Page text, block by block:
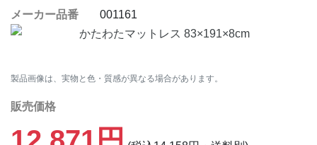
メーカー品番 001161
製品画像は、実物と色・質感が異なる場合があります。
販売価格